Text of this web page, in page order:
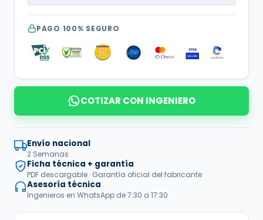
PAGO 100% SEGURO
COTIZAR CON INGENIERO
Envío nacional
2 Semanas
Ficha técnica + garantía
PDF descargable · Garantía oficial del fabricante
Asesoría técnica
Ingenieros en WhatsApp de 7:30 a 17:30